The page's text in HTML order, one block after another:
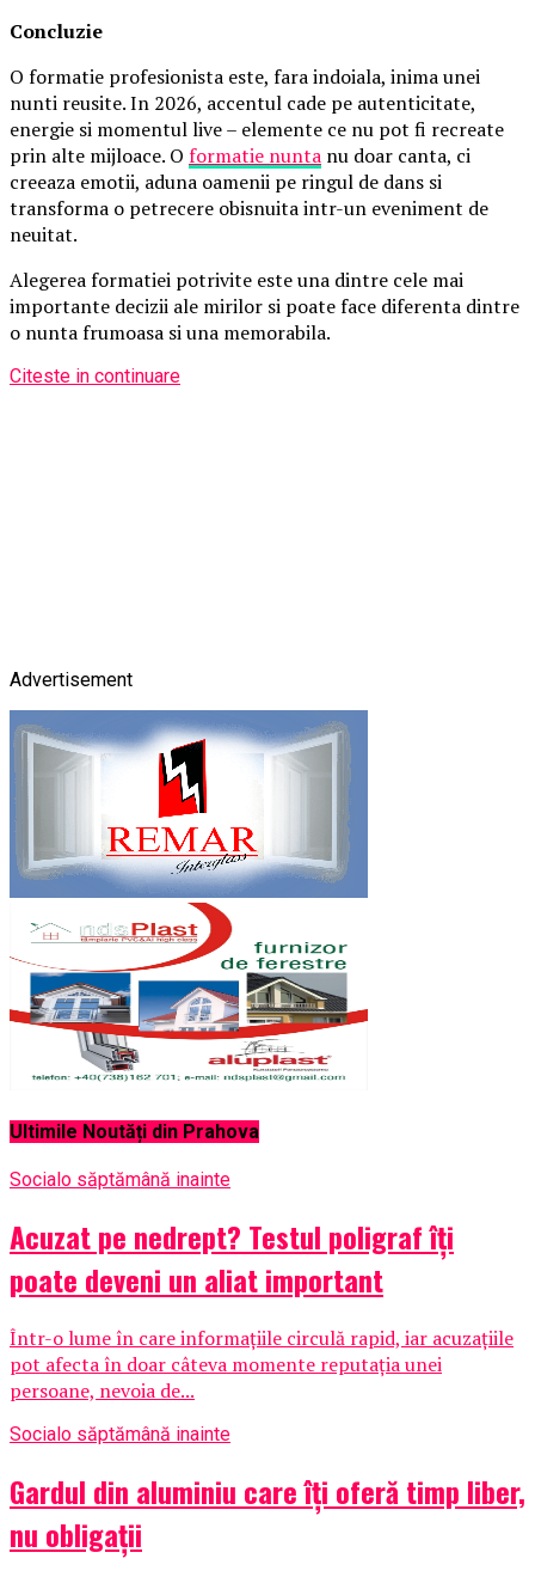
Concluzie
O formatie profesionista este, fara indoiala, inima unei
nunti reusite. In 2026, accentul cade pe autenticitate,
energie si momentul live – elemente ce nu pot fi recreate
prin alte mijloace. O formatie nunta nu doar canta, ci
creeaza emotii, aduna oamenii pe ringul de dans si
transforma o petrecere obisnuita intr-un eveniment de
neuitat.
Alegerea formatiei potrivite este una dintre cele mai
importante decizii ale mirilor si poate face diferenta dintre
o nunta frumoasa si una memorabila.
Citeste in continuare
Advertisement
Ultimile Noutăți din Prahova
Social o săptămână inainte
Acuzat pe nedrept? Testul poligraf îţi
poate deveni un aliat important
Într-o lume în care informațiile circulă rapid, iar acuzațiile
pot afecta în doar câteva momente reputația unei
persoane, nevoia de...
Socialo săptămână inainte
Gardul din aluminiu care îți oferă timp liber,
nu obligații